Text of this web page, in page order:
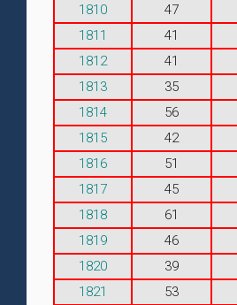
1810
47
1811
41
1812
41
1813
35
1814
56
1815
42
1816
51
1817
45
1818
61
1819
46
1820
39
1821
53